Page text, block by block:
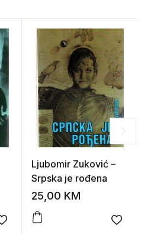
Add to wishlist
Ljubomir Zuković –
Srpska je rođena
25,00 KM
Add to